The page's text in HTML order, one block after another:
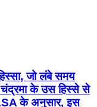
जो लंबे समय
के उस हिस्से से
एक बार फिर चर्चा
घटनाओं का अध्ययन
को बेहतर ढंग से